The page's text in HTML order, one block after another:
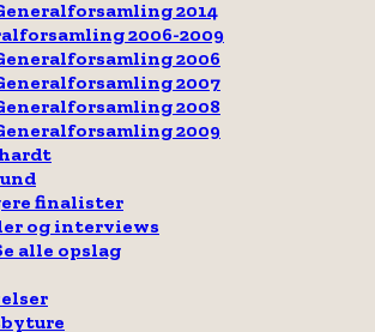
2014
2006-2009
2006
2007
2008
2009
finalister
og interviews
alle opslag